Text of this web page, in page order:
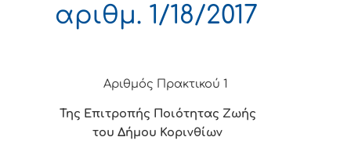
αριθμ. 1/18/2017
Αριθμός Πρακτικού 1
Της Επιτροπής Ποιότητας Ζωής
του Δήμου Κορινθίων